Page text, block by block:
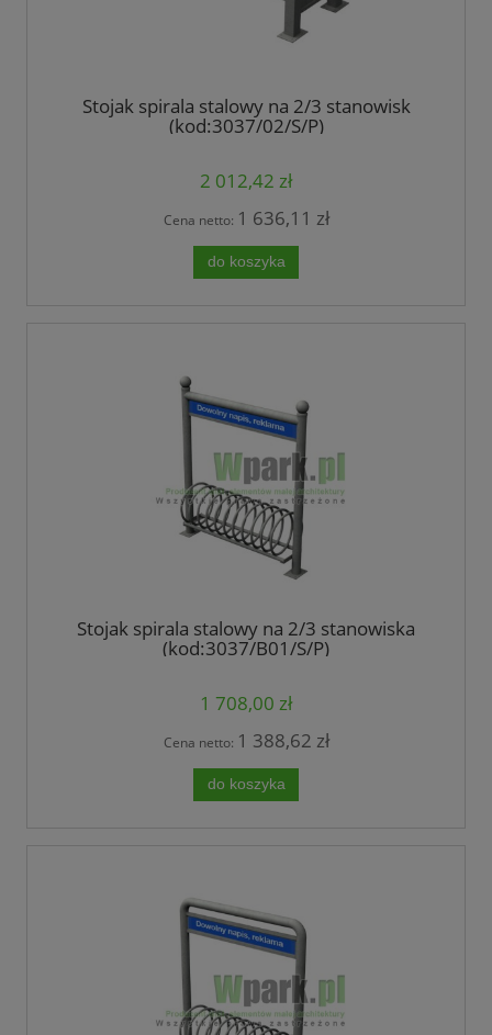
Stojak spirala stalowy na 2/3 stanowisk
(kod:3037/02/S/P)
2 012,42 zł
Cena netto: 1 636,11 zł
do koszyka
Stojak spirala stalowy na 2/3 stanowiska
(kod:3037/B01/S/P)
1 708,00 zł
Cena netto: 1 388,62 zł
do koszyka